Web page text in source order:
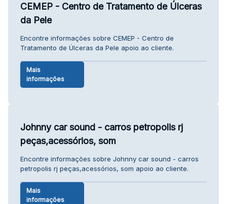
CEMEP - Centro de Tratamento de Úlceras
da Pele
Encontre informações sobre CEMEP - Centro de
Tratamento de Úlceras da Pele apoio ao cliente.
Mais
informações
Johnny car sound - carros petropolis rj
peças,acessórios, som
Encontre informações sobre Johnny car sound - carros
petropolis rj peças,acessórios, som apoio ao cliente.
Mais
informações